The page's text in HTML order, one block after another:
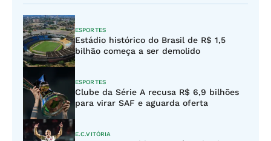
ESPORTES
Estádio histórico do Brasil de R$ 1,5
bilhão começa a ser demolido
ESPORTES
Clube da Série A recusa R$ 6,9 bilhões
para virar SAF e aguarda oferta
E.C.VITÓRIA